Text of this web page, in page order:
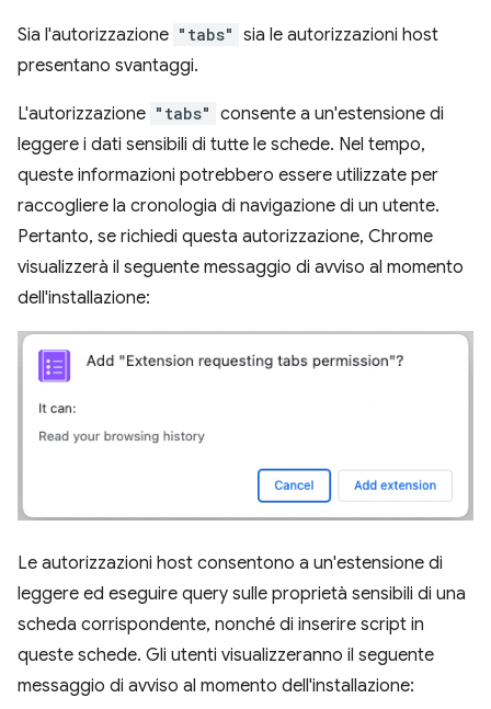
Sia l'autorizzazione "tabs" sia le autorizzazioni host
presentano svantaggi.
L'autorizzazione "tabs" consente a un'estensione di
leggere i dati sensibili di tutte le schede. Nel tempo,
queste informazioni potrebbero essere utilizzate per
raccogliere la cronologia di navigazione di un utente.
Pertanto, se richiedi questa autorizzazione, Chrome
visualizzerà il seguente messaggio di avviso al momento
dell'installazione:
Le autorizzazioni host consentono a un'estensione di
leggere ed eseguire query sulle proprietà sensibili di una
scheda corrispondente, nonché di inserire script in
queste schede. Gli utenti visualizzeranno il seguente
messaggio di avviso al momento dell'installazione: